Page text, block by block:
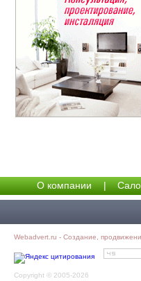
О компании |
Webadvert.ru - Создание,
Copyright © 2005-2026